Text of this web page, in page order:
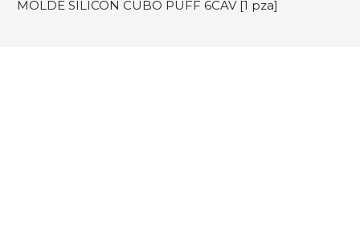
MOLDE SILICON CUBO PUFF 6CAV [1 pza]